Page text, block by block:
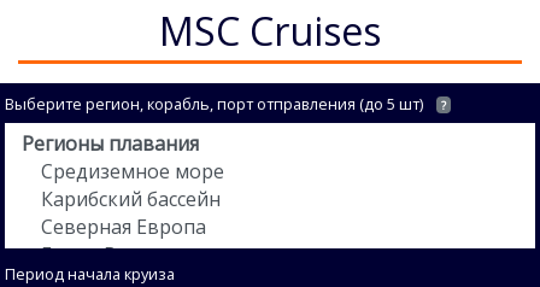
MSC Cruises
Выберите регион, корабль, порт отправления (до 5 шт) ?
Период начала круиза